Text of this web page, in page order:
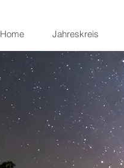
Home Jahreskreis